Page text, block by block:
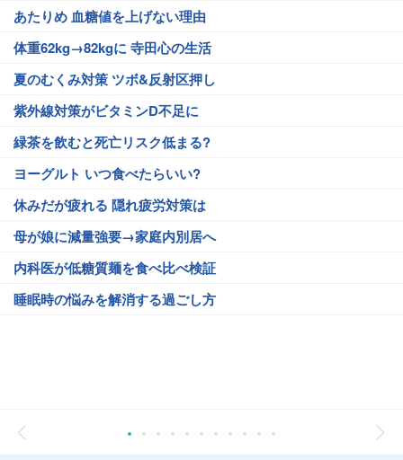
あたりめ 血糖値を上げない理由
体重62kg→82kgに 寺田心の生活
夏のむくみ対策 ツボ&反射区押し
紫外線対策がビタミンD不足に
緑茶を飲むと死亡リスク低まる?
ヨーグルト いつ食べたらいい?
休みだが疲れる 隠れ疲労対策は
母が娘に減量強要→家庭内別居へ
内科医が低糖質麺を食べ比べ検証
睡眠時の悩みを解消する過ごし方